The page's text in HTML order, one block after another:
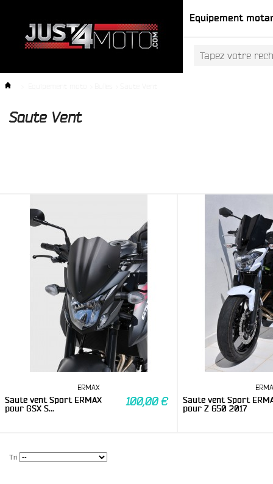
Equipement
Saute Vent
ERMAX
Saute vent Sport ERMAX
pour GSX S...
100,00 €
Saute vent Sport
pour Z 650 2017
Tri